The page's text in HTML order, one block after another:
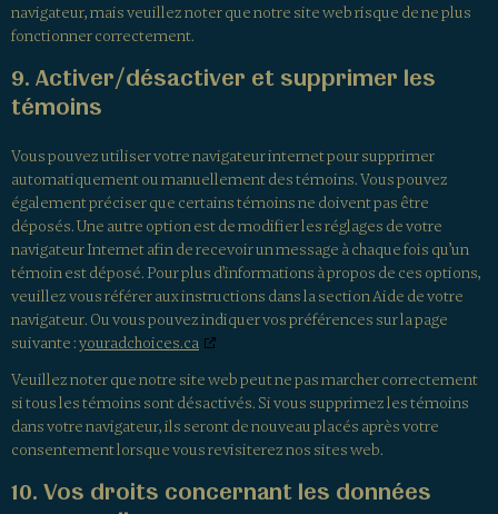
navigateur, mais veuillez noter que notre site web risque de ne plus
fonctionner correctement.
9. Activer/désactiver et supprimer les
témoins
Vous pouvez utiliser votre navigateur internet pour supprimer
automatiquement ou manuellement des témoins. Vous pouvez
également préciser que certains témoins ne doivent pas être
déposés. Une autre option est de modifier les réglages de votre
navigateur Internet afin de recevoir un message à chaque fois qu’un
témoin est déposé. Pour plus d’informations à propos de ces options,
veuillez vous référer aux instructions dans la section Aide de votre
navigateur. Ou vous pouvez indiquer vos préférences sur la page
suivante :youradchoices.ca
Veuillez noter que notre site web peut ne pas marcher correctement
si tous les témoins sont désactivés. Si vous supprimez les témoins
dans votre navigateur, ils seront de nouveau placés après votre
consentement lorsque vous revisiterez nos sites web.
10. Vos droits concernant les données